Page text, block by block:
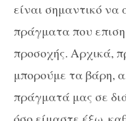
είναι σημαντικό
πράγματα που
προσοχής. Αρχικά,
μπορούμε τα βάρη,
πράγματά μας σε